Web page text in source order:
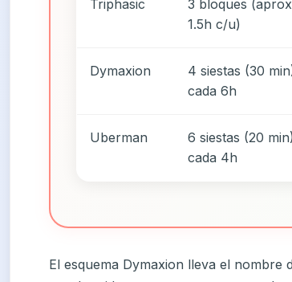
Triphasic
3 bloques
1.5h c/u)
Dymaxion
4 siestas (30
cada 6h
Uberman
6 siestas (20 min)
cada 4h
El esquema Dymaxion lleva el